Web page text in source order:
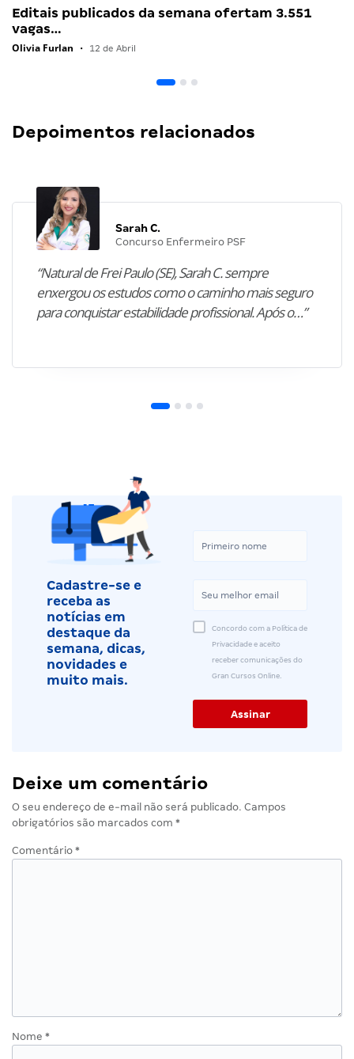
Editais publicados da semana ofertam 3.551
vagas…
Olivia Furlan • 12 de Abril
Depoimentos relacionados
Sarah C.
Concurso Enfermeiro PSF
“Natural de Frei Paulo (SE), Sarah C. sempre
enxergou os estudos como o caminho mais seguro
para conquistar estabilidade profissional. Após o…”
Cadastre-se e
receba as
notícias em
destaque da
semana, dicas,
novidades e
muito mais.
Concordo com a Política de
Privacidade e aceito
receber comunicações do
Gran Cursos Online.
Deixe um comentário
O seu endereço de e-mail não será publicado. Campos
obrigatórios são marcados com *
Comentário *
Nome *